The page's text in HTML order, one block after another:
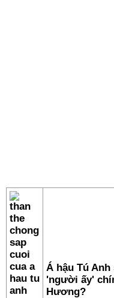
Á hậu Tú Anh
'người ấy'
Hương?